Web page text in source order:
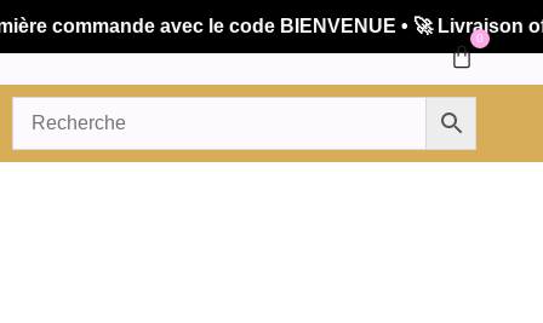
commande avec le code BIENVENUE • 🚀 Livraison
0